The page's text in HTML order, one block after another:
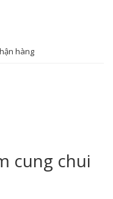
hàng
cung chui